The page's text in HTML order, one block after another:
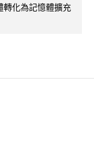
轉化為記憶體擴充